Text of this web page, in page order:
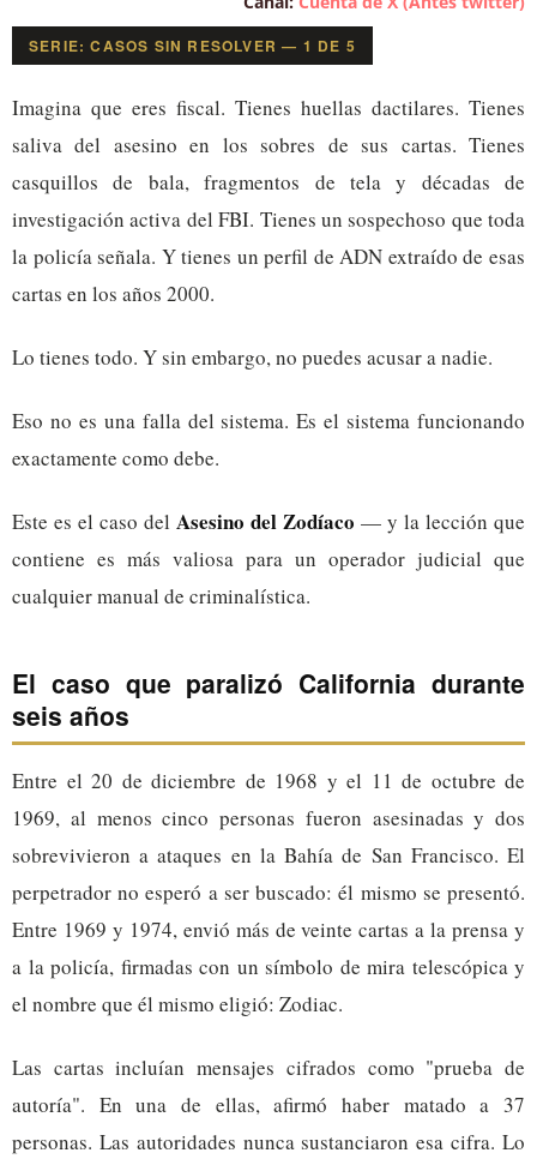
SERIE: CASOS SIN RESOLVER — 1 DE 5
Imagina que eres fiscal. Tienes huellas dactilares. Tienes
saliva del asesino en los sobres de sus cartas. Tienes
casquillos de bala, fragmentos de tela y décadas de
investigación activa del FBI. Tienes un sospechoso que toda
la policía señala. Y tienes un perfil de ADN extraído de esas
cartas en los años 2000.
Lo tienes todo. Y sin embargo, no puedes acusar a nadie.
Eso no es una falla del sistema. Es el sistema funcionando
exactamente como debe.
Este es el caso del Asesino del Zodíaco — y la lección que
contiene es más valiosa para un operador judicial que
cualquier manual de criminalística.
El caso que paralizó California durante
seis años
Entre el 20 de diciembre de 1968 y el 11 de octubre de
1969, al menos cinco personas fueron asesinadas y dos
sobrevivieron a ataques en la Bahía de San Francisco. El
perpetrador no esperó a ser buscado: él mismo se presentó.
Entre 1969 y 1974, envió más de veinte cartas a la prensa y
a la policía, firmadas con un símbolo de mira telescópica y
el nombre que él mismo eligió: Zodiac.
Las cartas incluían mensajes cifrados como "prueba de
autoría". En una de ellas, afirmó haber matado a 37
personas. Las autoridades nunca sustanciaron esa cifra. Lo